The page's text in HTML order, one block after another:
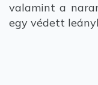
valamint a
egy védett